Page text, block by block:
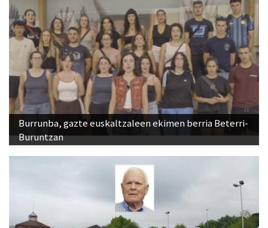
Burrunba, gazte euskaltzaleen ekimen berria Beterri-
Buruntzan